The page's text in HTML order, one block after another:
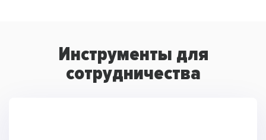
Инструменты для
сотрудничества